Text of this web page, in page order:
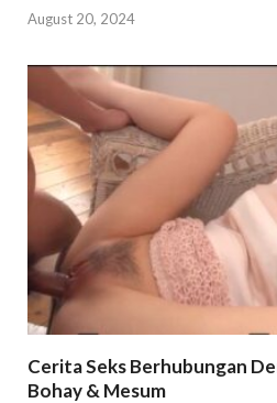
August 20, 2024
Cerita Seks Berhubungan
Bohay & Mesum